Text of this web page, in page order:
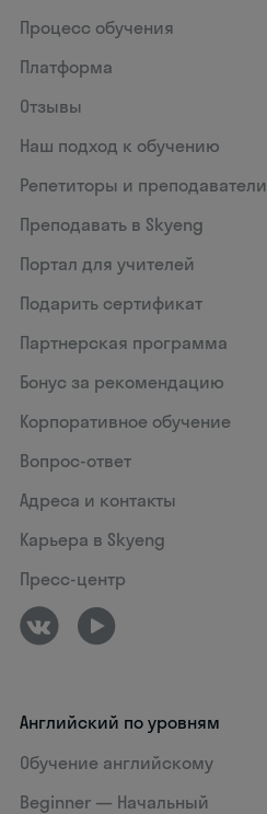
Процесс обучения
Платформа
Отзывы
Наш подход к обучению
Репетиторы и преподаватели
Преподавать в Skyeng
Портал для учителей
Подарить сертификат
Партнерская программа
Бонус за рекомендацию
Корпоративное обучение
Вопрос-ответ
Адреса и контакты
Карьера в Skyeng
Пресс-центр
Английский по уровням
Обучение английскому
Beginner — Начальный